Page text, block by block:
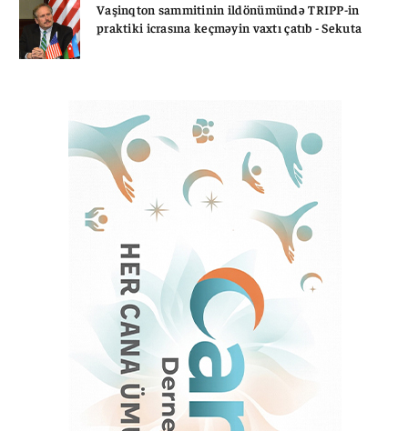
Vaşinqton sammitinin ildönümündə TRIPP-in
praktiki icrasına keçməyin vaxtı çatıb - Sekuta